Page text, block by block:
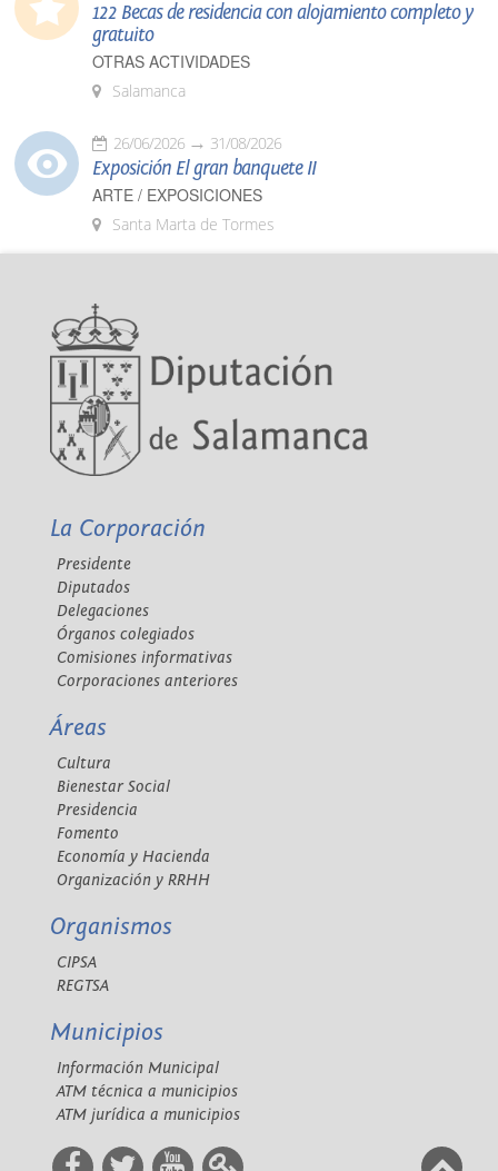
122 Becas de residencia con alojamiento completo y
gratuito
OTRAS ACTIVIDADES
Salamanca
26/06/2026 31/08/2026
Exposición El gran banquete II
ARTE / EXPOSICIONES
Santa Marta de Tormes
La Corporación
Presidente
Diputados
Delegaciones
Órganos colegiados
Comisiones informativas
Corporaciones anteriores
Áreas
Cultura
Bienestar Social
Presidencia
Fomento
Economía y Hacienda
Organización y RRHH
Organismos
CIPSA
REGTSA
Municipios
Información Municipal
ATM técnica a municipios
ATM jurídica a municipios